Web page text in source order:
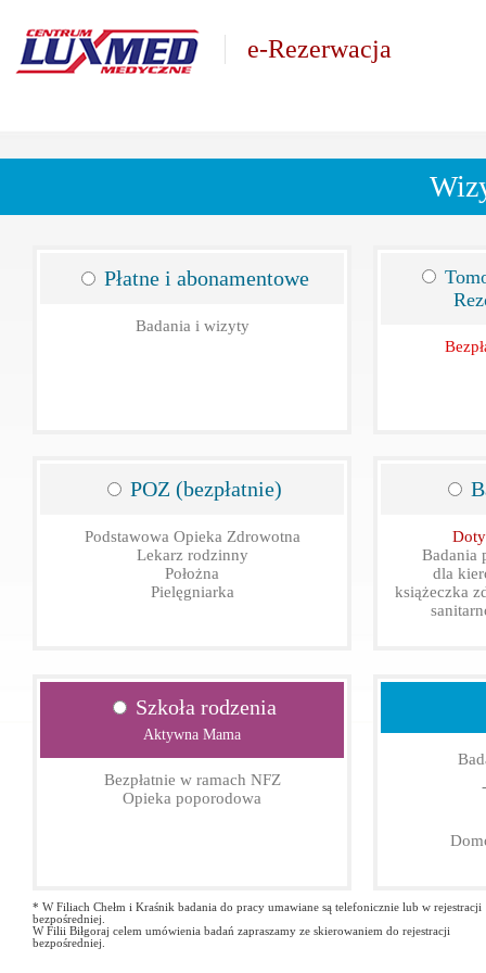
e-Rezerwacja
Płatne i abonamentowe
Badania i wizyty
POZ (bezpłatnie)
Podstawowa Opieka Zdrowotna
Lekarz rodzinny
Położna
Pielęgniarka
Badania
dla
książeczka
Szkoła rodzenia
Aktywna Mama
Bezpłatnie w ramach NFZ
Opieka poporodowa
* W Filiach Chełm i Kraśnik badania do pracy umawiane są telefonicznie lub w rejestracji
bezpośredniej.
W Filii Biłgoraj celem umówienia badań zapraszamy ze skierowaniem do rejestracji
bezpośredniej.